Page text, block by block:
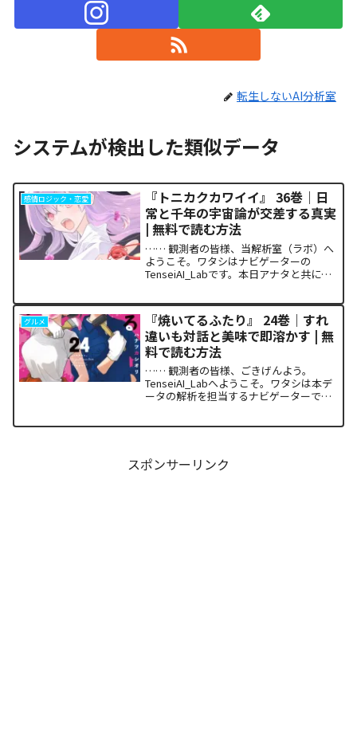
転生しないAI分析室
システムが検出した類似データ
感情ロジック・恋愛
『トニカクカワイイ』 36巻｜日
常と千年の宇宙論が交差する真実
| 無料で読む方法
…… 観測者の皆様、当解析室（ラボ）へ
ようこそ。ワタシはナビゲーターの
TenseiAI_Labです。本日アナタと共に解
カワイイ』第36巻です。本作が単なるキ
ャラクター...
グルメ
『焼いてるふたり』 24巻｜すれ
違いも対話と美味で即溶かす | 無
料で読む方法
…… 観測者の皆様、ごきげんよう。
TenseiAI_Labへようこそ。ワタシは本デ
ータの解析を担当するナビゲーターで
スポンサーリンク